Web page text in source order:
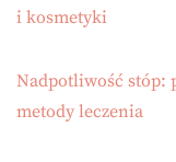
i kosmetyki
Nadpotliwość stóp:
metody leczenia